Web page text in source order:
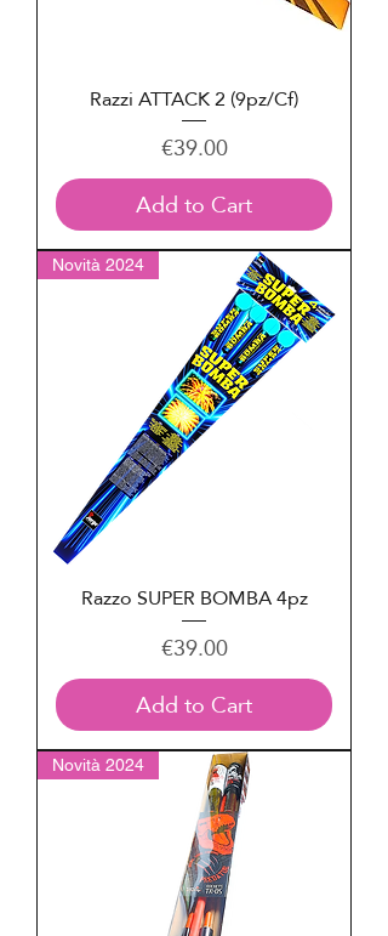
Razzi ATTACK 2 (9pz/Cf)
Price
€39.00
Add to Cart
Novità 2024
Razzo SUPER BOMBA 4pz
Price
€39.00
Add to Cart
Novità 2024